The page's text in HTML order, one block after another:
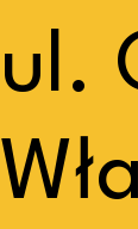
ul.